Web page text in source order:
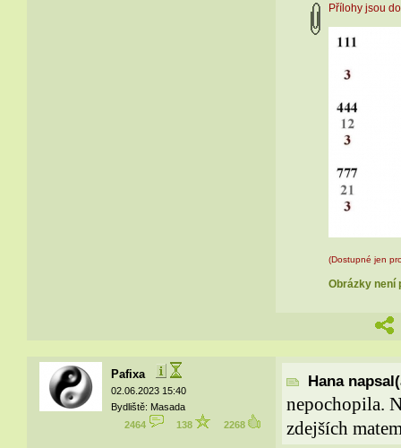
Přílohy jsou
(Dostupné jen
Obrázky není
Pafixa
02.06.2023 15:40
Bydliště: Masada
2464
138 2268
Hana
nepochopila.
zdejších